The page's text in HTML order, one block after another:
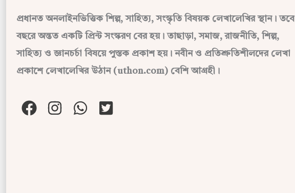
প্রধানত অনলাইনভিত্তিক শিল্প, সাহিত্য, সংস্কৃতি বিষয়ক লেখালেখির স্থান। তবে
বছরে অন্তত একটি প্রিন্ট সংস্করণ বের হয়। তাছাড়া, সমাজ, রাজনীতি, শিল্প,
সাহিত্য ও জ্ঞানচর্চা বিষয়ে পুস্তক প্রকাশ হয়। নবীন ও প্রতিশ্রুতিশীলদের লেখা
প্রকাশে লেখালেখির উঠান (uthon.com) বেশি আগ্রহী।